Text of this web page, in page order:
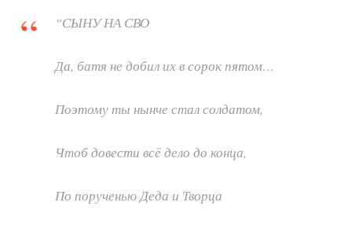
“СЫНУ НА СВО
Да, батя не добил их в сорок пятом…
Поэтому ты нынче стал солдатом,
Чтоб довести всё дело до конца,
По порученью Деда и Творца